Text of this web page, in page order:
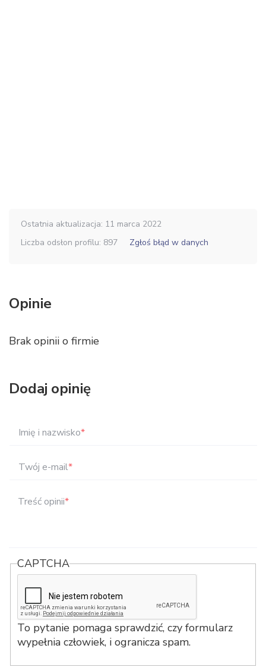
Ostatnia aktualizacja: 11 marca 2022
Liczba odsłon profilu: 897
Zgłoś błąd w danych
Opinie
Brak opinii o firmie
Dodaj opinię
Imię i nazwisko*
Twój e-mail*
Treść opinii*
CAPTCHA
To pytanie pomaga sprawdzić, czy formularz
wypełnia człowiek, i ogranicza spam.